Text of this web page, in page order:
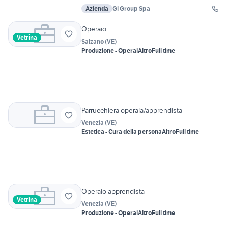
Azienda Gi Group Spa
Vetrina
Operaio
Salzano(VE)
Produzione - OperaiAltroFull time
Parrucchiera operaia/apprendista
Venezia (VE)
Estetica - Cura della personaAltroFull time
Vetrina
Operaio apprendista
Venezia (VE)
Produzione - OperaiAltroFull time